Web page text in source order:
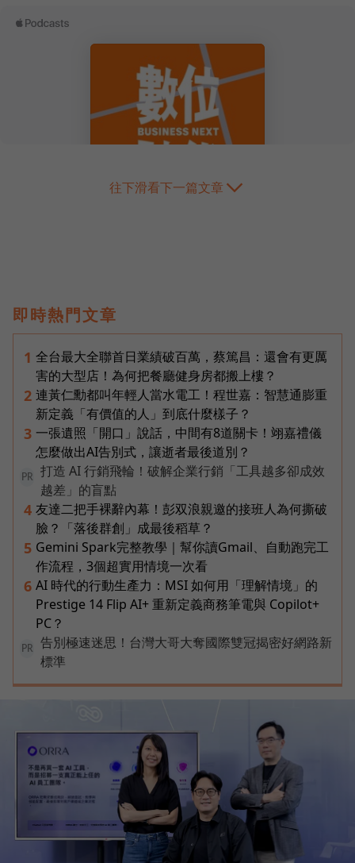
往下滑看下一篇文章
即時熱門文章
1 全台最大全聯首日業績破百萬，蔡篤昌：還會有更厲
害的大型店！為何把餐廳健身房都搬上樓？
2 連黃仁勳都叫年輕人當水電工！程世嘉：智慧通膨重
新定義「有價值的人」到底什麼樣子？
3 一張遺照「開口」說話，中間有8道關卡！翊嘉禮儀
怎麼做出AI告別式，讓逝者最後道別？
PR
打造 AI 行銷飛輪！破解企業行銷「工具越多卻成效
越差」的盲點
4 友達二把手裸辭內幕！彭双浪親邀的接班人為何撕破
臉？「落後群創」成最後稻草？
5 Gemini Spark完整教學｜幫你讀Gmail、自動跑完工
作流程，3個超實用情境一次看
6 AI 時代的行動生產力：MSI 如何用「理解情境」的
Prestige 14 Flip AI+ 重新定義商務筆電與 Copilot+
PC？
PR
告別極速迷思！台灣大哥大奪國際雙冠揭密好網路新
標準